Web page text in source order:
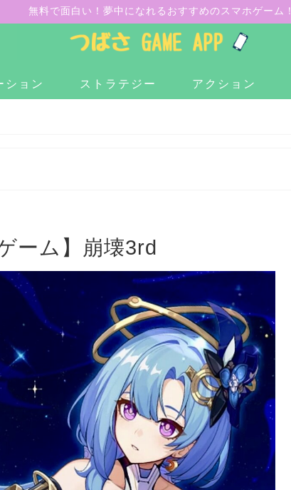
無料で面白い！夢中になれるおすすめのスマホゲーム！
ション ストラテジー アクション
ーム】崩壊3rd